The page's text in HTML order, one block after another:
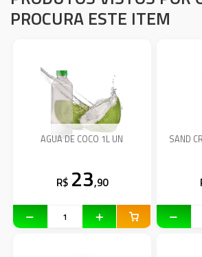
PROCURA ESTE ITEM
AGUA DE COCO 1L UN
R$ 23,90
SAND